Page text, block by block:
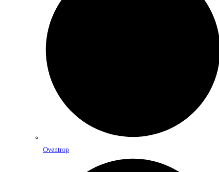
Oventrop